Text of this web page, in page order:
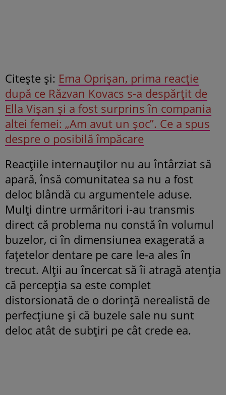
Citeşte și: Ema Oprișan, prima reacție
după ce Răzvan Kovacs s-a despărțit de
Ella Vișan și a fost surprins în compania
altei femei: „Am avut un șoc”. Ce a spus
despre o posibilă împăcare
Reacțiile internauților nu au întârziat să
apară, însă comunitatea sa nu a fost
deloc blândă cu argumentele aduse.
Mulți dintre urmăritori i-au transmis
direct că problema nu constă în volumul
buzelor, ci în dimensiunea exagerată a
fațetelor dentare pe care le-a ales în
trecut. Alții au încercat să îi atragă atenția
că percepția sa este complet
distorsionată de o dorință nerealistă de
perfecțiune și că buzele sale nu sunt
deloc atât de subțiri pe cât crede ea.